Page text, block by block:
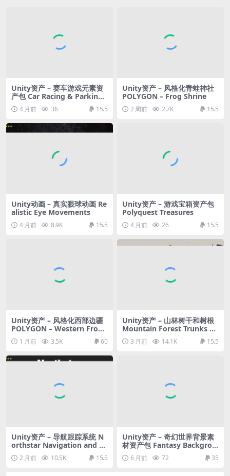
Unity资产 – 赛车游戏元素资
产包 Car Racing & Parking
Ultra UI Kit
4 月前 36 15.5
Unity资产 – 风格化青蛙神社
POLYGON – Frog Shrine
2 周前 2.7K 15.5
Unity动画 – 真实眼球动画 Re
alistic Eye Movements
4 月前 8.9K 15.5
Unity资产 – 游戏宝箱资产包
Polyquest Treasures
4 月前 26 15.5
Unity资产 – 风格化西部边疆
POLYGON – Western Fronti
er Pack
1 月前 3.5K 60
Unity资产 – 山林树干和树根
Mountain Forest Trunks an
d Roots
3 月前 14.1K 15.5
Unity资产 – 导航跟踪系统 N
orthstar Navigation and Tr
acking System (Compass,
Radar, Screen & Edge Overl
2 月前 10.5K 15.5
Unity资产 – 奇幻世界背景素
材资产包 Fantasy Backgrou
nds Mega Pack
6 月前 72 35